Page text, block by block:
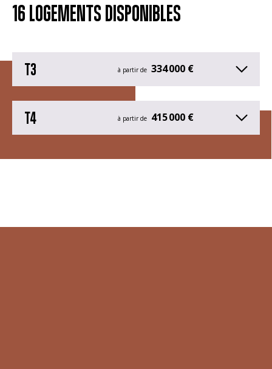
16 LOGEMENTS DISPONIBLES
T3 à partir de 334 000 €
T4 à partir de 415 000 €